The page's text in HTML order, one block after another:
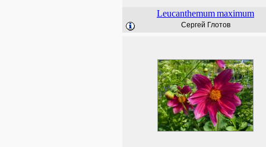
Leucanthemummaximum
Сергей Глотов